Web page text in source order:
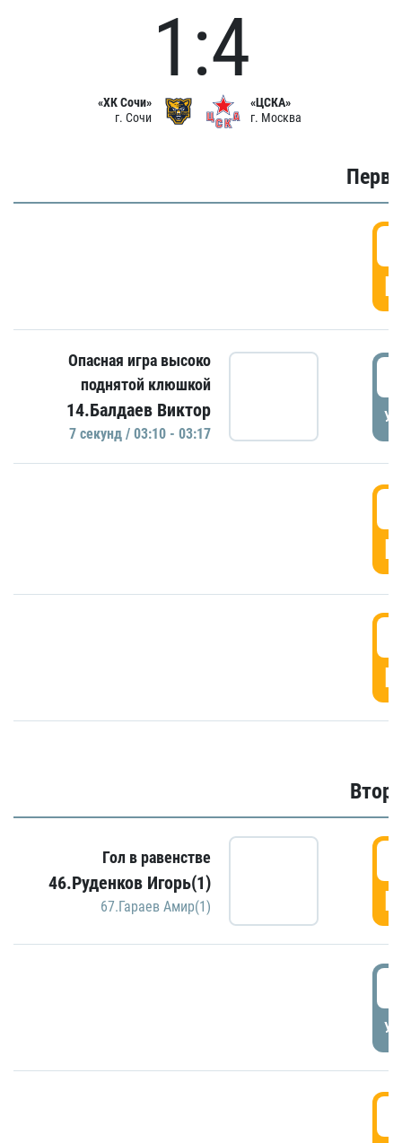
«ХК Сочи»
г. Сочи
1:4
«ЦСКА»
г. Москва
Опасная игра высоко
поднятой клюшкой
14.Балдаев Виктор
7 секунд / 03:10 - 03:17
Гол в равенстве
46.Руденков Игорь(1)
67.Гараев Амир(1)